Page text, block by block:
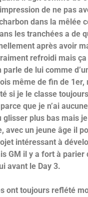
de ne pas
dans la mêlée
les tranchées a de
après avoir
refroidi mais ça
parle de lui comme
même de fin de 1er,
si je le classe
que je n’ai
glisser plus bas mais
avec un jeune âge il
intéressant à
GM il y a fort à parier
avant le Day 3.
ont toujours reflété